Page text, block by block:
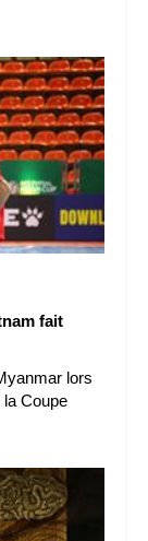
fait
lors
Coupe